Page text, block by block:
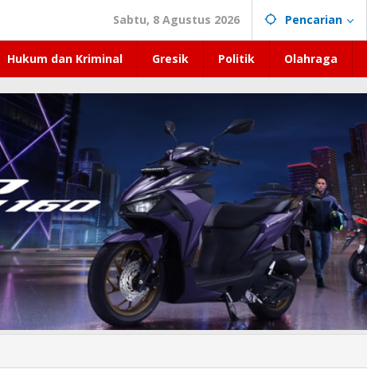
Sabtu, 8 Agustus 2026 Pencarian
Hukum dan Kriminal Gresik Politik Olahraga